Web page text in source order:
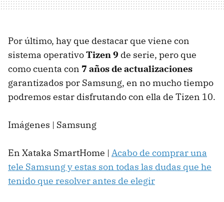
Por último, hay que destacar que viene con
sistema operativoTizen 9 de serie, pero que
como cuenta con 7 años de actualizaciones
garantizados por Samsung, en no mucho tiempo
podremos estar disfrutando con ella de Tizen 10.
Imágenes | Samsung
En Xataka SmartHome | Acabo de comprar una
tele Samsung y estas son todas las dudas que he
tenido que resolver antes de elegir